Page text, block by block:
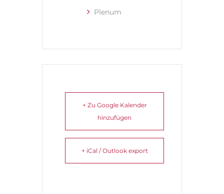
Plenum
+ Zu Google Kalender
hinzufügen
+ iCal / Outlook export